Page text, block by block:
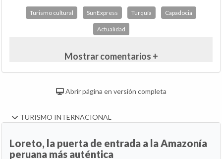
Turismo cultural SunExpress Turquía Capadocia
Actualidad
Mostrar comentarios +
Abrir página en versión completa
TURISMO INTERNACIONAL
Loreto, la puerta de entrada a la Amazonía
peruana más auténtica